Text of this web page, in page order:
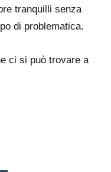
tranquilli senza
di problematica.
ci si può trovare a